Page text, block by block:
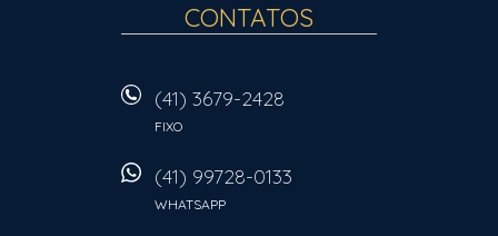
CONTATOS
(41) 3679-2428
FIXO
(41) 99728-0133
WHATSAPP